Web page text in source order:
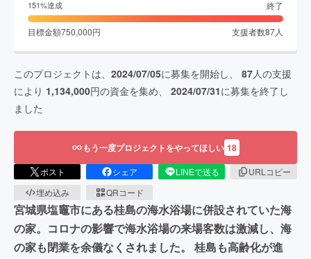
151%達成 終了
目標金額750,000円 支援者数87人
このプロジェクトは、 2024/07/05に募集を開始し、 87人の支援
により 1,134,000円の資金を集め、 2024/07/31に募集を終了し
ました
もう一度プロジェクトをやってほしい 18
ポスト シェア LINEで送る
URLコピー
埋め込み
QRコード
宮城県塩竈市にある桂島の海水浴場に併設されていた海
の家。コロナの影響で海水浴場の来場客数は激減し、海
の家も閉業を余儀なくされました。 桂島も高齢化が進